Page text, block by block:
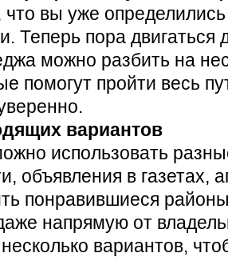
что вы уже
Теперь пора
можно разбить на
помогут пройти весь
вариантов
использовать
объявления в газетах,
понравившиеся
напрямую от
вариантов,